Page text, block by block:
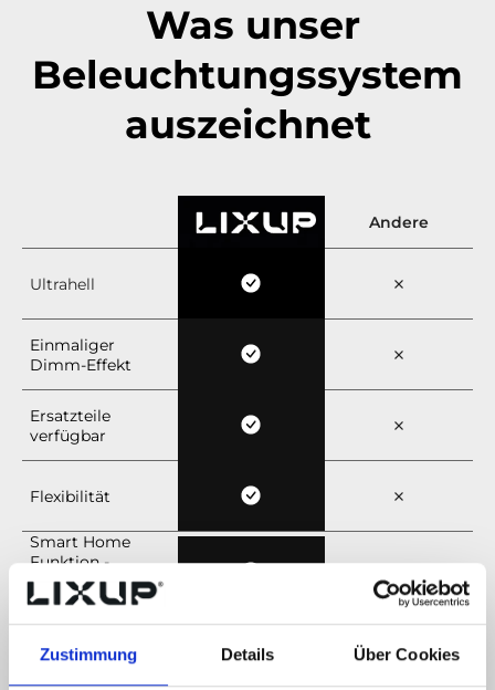
Zustimmung Details Über Cookies
Was unser
Beleuchtungssystem
auszeichnet
Andere
Ultrahell
Einmaliger
Dimm-Effekt
Ersatzteile
verfügbar
Flexibilität
Smart Home
Funktion -
kompatibel mit
Alexa & co